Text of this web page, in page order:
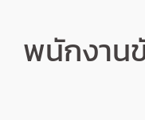
พนักงาน